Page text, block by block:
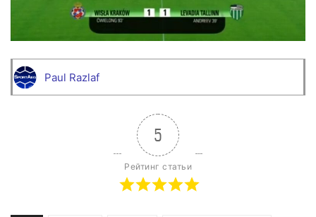
Paul Razlaf
5
Рейтинг статьи